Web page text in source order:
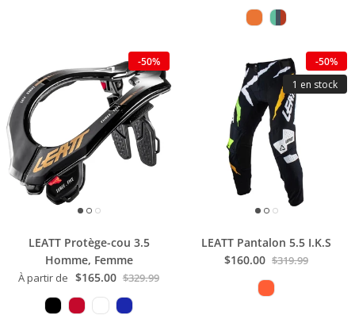
-50%
LEATT Protège-cou 3.5
Homme, Femme
À partir de $165.00 $329.99
-50%
1 en stock
LEATT Pantalon 5.5 I.K.S
$160.00 $319.99